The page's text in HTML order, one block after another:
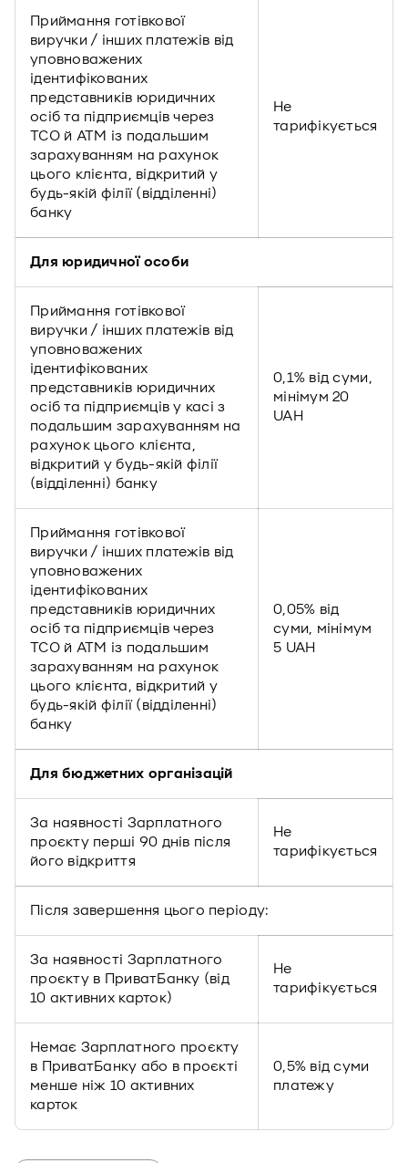
Приймання готівкової
виручки / інших платежів від
уповноважених
ідентифікованих
представників юридичних
осіб та підприємців через
ТСО й АТМ із подальшим
зарахуванням на рахунок
цього клієнта, відкритий у
будь-якій філії (відділенні)
банку
Не
тарифікується
Для юридичної особи
Приймання готівкової
виручки / інших платежів від
уповноважених
ідентифікованих
представників юридичних
осіб та підприємців у касі з
подальшим зарахуванням на
рахунок цього клієнта,
відкритий у будь-якій філії
(відділенні) банку
0,1% від суми,
мінімум 20
UAH
Приймання готівкової
виручки / інших платежів від
уповноважених
ідентифікованих
представників юридичних
осіб та підприємців через
ТСО й АТМ із подальшим
зарахуванням на рахунок
цього клієнта, відкритий у
будь-якій філії (відділенні)
банку
0,05% від
суми, мінімум
5 UAH
Для бюджетних організацій
За наявності Зарплатного
проєкту перші 90 днів після
його відкриття
Не
тарифікується
Після завершення цього періоду:
За наявності Зарплатного
проєкту в ПриватБанку (від
10 активних карток)
Не
тарифікується
Немає Зарплатного проєкту
в ПриватБанку або в проєкті
менше ніж 10 активних
карток
0,5% від суми
платежу